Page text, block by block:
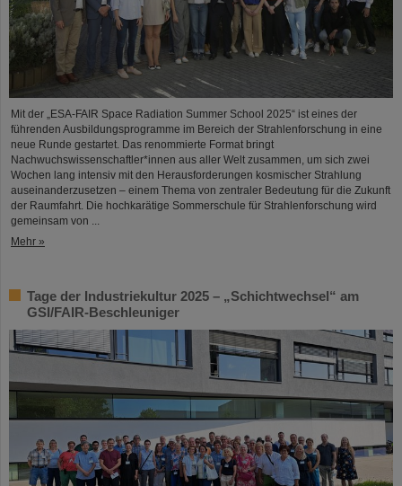
Mit der „ESA-FAIR Space Radiation Summer School 2025“ ist eines der
führenden Ausbildungsprogramme im Bereich der Strahlenforschung in eine
neue Runde gestartet. Das renommierte Format bringt
Nachwuchswissenschaftler*innen aus aller Welt zusammen, um sich zwei
Wochen lang intensiv mit den Herausforderungen kosmischer Strahlung
auseinanderzusetzen – einem Thema von zentraler Bedeutung für die Zukunft
der Raumfahrt. Die hochkarätige Sommerschule für Strahlenforschung wird
gemeinsam von ...
Mehr »
Tage der Industriekultur 2025 – „Schichtwechsel“ am
GSI/FAIR-Beschleuniger